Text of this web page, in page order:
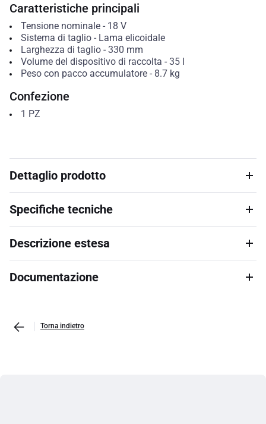
Caratteristiche principali
Tensione nominale- 18 V
Sistema di taglio- Lama elicoidale
Larghezza di taglio- 330 mm
Volume del dispositivo di raccolta - 35 l
Peso con pacco accumulatore- 8.7 kg
Confezione
1 PZ
Dettaglio prodotto
Specifiche tecniche
Descrizione estesa
Documentazione
Torna indietro